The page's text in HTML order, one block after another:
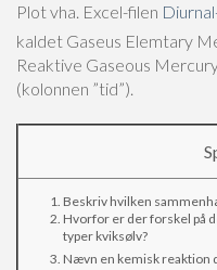
Plot vha. Excel-filen
kaldet Gaseus Elemtary
Reaktive Gaseous
(kolonnen ”tid”).
Beskriv hvilken
Hvorfor er der forskel på
typer kviksølv?
Nævn en kemisk reaktion